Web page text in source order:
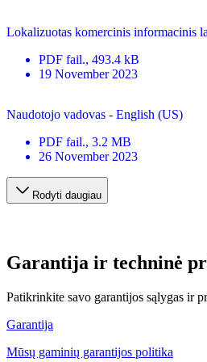
Lokalizuotas komercinis informacinis
PDF fail., 493.4 kB
19 November 2023
Naudotojo vadovas - English (US)
PDF fail., 3.2 MB
26 November 2023
Rodyti daugiau
Garantija ir techninė
Patikrinkite savo garantijos sąlygas ir
Garantija
Mūsų gaminių garantijos politika